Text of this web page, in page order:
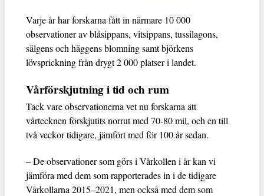
Varje år har forskarna fått in närmare 10 000
observationer av blåsippans, vitsippans, tussilagons,
sälgens och häggens blomning samt björkens
lövsprickning från drygt 2 000 platser i landet.
Vårförskjutning i tid och rum
Tack vare observationerna vet nu forskarna att
vårtecknen förskjutits norrut med 70-80 mil, och en till
två veckor tidigare, jämfört med för 100 år sedan.
– De observationer som görs i Vårkollen i år kan vi
jämföra med dem som rapporterades in i de tidigare
Vårkollarna 2015–2021, men också med dem som